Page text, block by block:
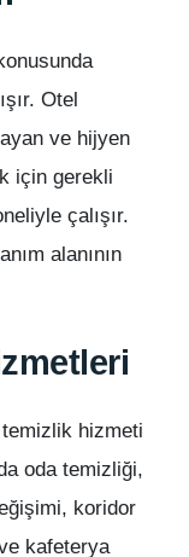
Otel
ve hijyen
için gerekli
çalışır.
alanının
hizmeti
oda temizliği,
koridor
kafeterya